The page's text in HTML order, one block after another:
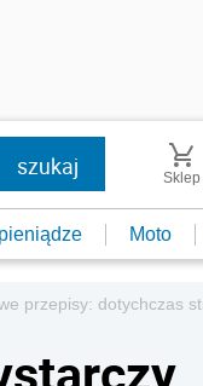
Sklep
Moto
przepisy: dotychczas